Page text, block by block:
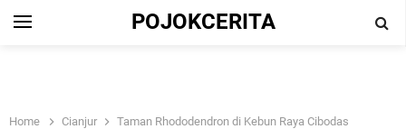
POJOKCERITA
Home Cianjur Taman Rhododendron di Kebun Raya Cibodas